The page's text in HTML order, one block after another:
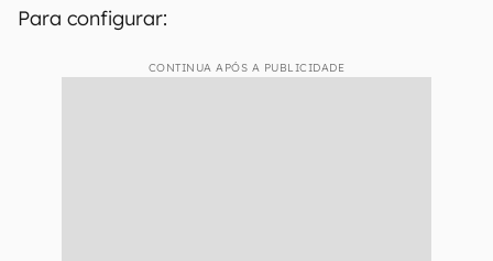
Para configurar:
CONTINUA APÓS A PUBLICIDADE